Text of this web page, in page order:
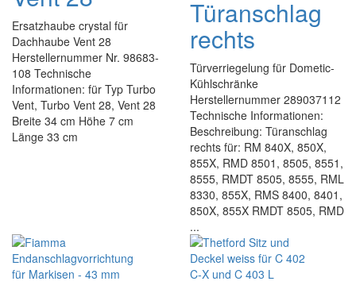
Ersatzhaube crystal für
Dachhaube Vent 28
Herstellernummer Nr. 98683-
108 Technische
Informationen: für Typ Turbo
Vent, Turbo Vent 28, Vent 28
Breite 34 cm Höhe 7 cm
Länge 33 cm
Türanschlag
rechts
Türverriegelung für Dometic-
Kühlschränke
Herstellernummer 289037112
Technische Informationen:
Beschreibung: Türanschlag
rechts für: RM 840X, 850X,
855X, RMD 8501, 8505, 8551,
8555, RMDT 8505, 8555, RML
8330, 855X, RMS 8400, 8401,
850X, 855X RMDT 8505, RMD
...